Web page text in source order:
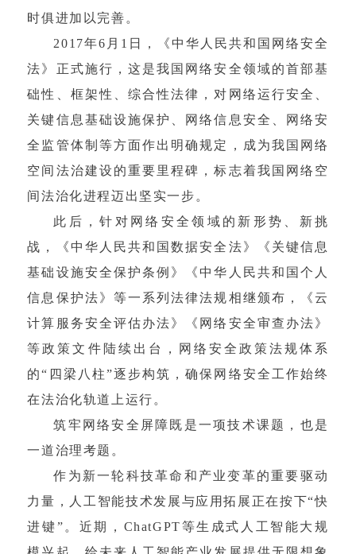
时俱进加以完善。
2017年6月1日，《中华人民共和国网络安全
法》正式施行，这是我国网络安全领域的首部基
础性、框架性、综合性法律，对网络运行安全、
关键信息基础设施保护、网络信息安全、网络安
全监管体制等方面作出明确规定，成为我国网络
空间法治建设的重要里程碑，标志着我国网络空
间法治化进程迈出坚实一步。
此后，针对网络安全领域的新形势、新挑
战，《中华人民共和国数据安全法》《关键信息
基础设施安全保护条例》《中华人民共和国个人
信息保护法》等一系列法律法规相继颁布，《云
计算服务安全评估办法》《网络安全审查办法》
等政策文件陆续出台，网络安全政策法规体系
的“四梁八柱”逐步构筑，确保网络安全工作始终
在法治化轨道上运行。
筑牢网络安全屏障既是一项技术课题，也是
一道治理考题。
作为新一轮科技革命和产业变革的重要驱动
力量，人工智能技术发展与应用拓展正在按下“快
进键”。近期，ChatGPT等生成式人工智能大规